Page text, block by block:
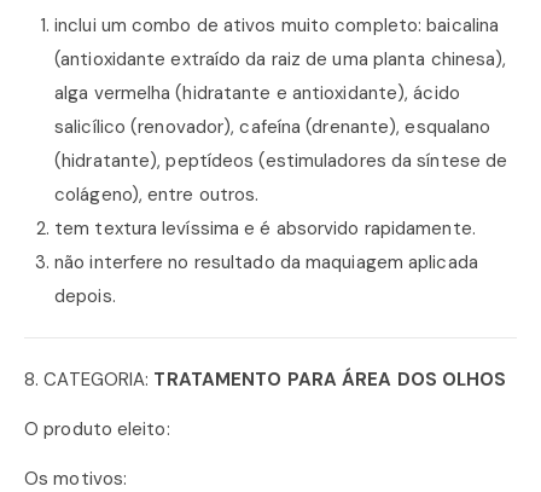
inclui um combo de ativos muito completo: baicalina
(antioxidante extraído da raiz de uma planta chinesa),
alga vermelha (hidratante e antioxidante), ácido
salicílico (renovador), cafeína (drenante), esqualano
(hidratante), peptídeos (estimuladores da síntese de
colágeno), entre outros.
tem textura levíssima e é absorvido rapidamente.
não interfere no resultado da maquiagem aplicada
depois.
8. CATEGORIA: TRATAMENTO PARA ÁREA DOS OLHOS
O produto eleito:
Os motivos: